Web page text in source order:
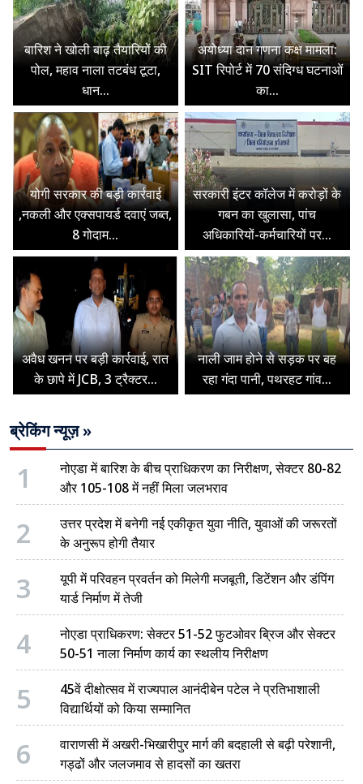
बारिश ने खोली बाढ़ तैयारियों की
पोल, महाव नाला तटबंध टूटा,
धान...
अयोध्या दान गणना कक्ष मामला:
SIT रिपोर्ट में 70 संदिग्ध घटनाओं
का...
योगी सरकार की बड़ी कार्रवाई
,नकली और एक्सपायर्ड दवाएं जब्त,
8 गोदाम...
सरकारी इंटर कॉलेज में करोड़ों के
गबन का खुलासा, पांच
अधिकारियों-कर्मचारियों पर...
अवैध खनन पर बड़ी कार्रवाई, रात
के छापे में JCB, 3 ट्रैक्टर...
नाली जाम होने से सड़क पर बह
रहा गंदा पानी, पथरहट गांव...
ब्रेकिंग न्यूज़ »
1
नोएडा में बारिश के बीच प्राधिकरण का निरीक्षण, सेक्टर 80-82
और 105-108 में नहीं मिला जलभराव
2
उत्तर प्रदेश में बनेगी नई एकीकृत युवा नीति, युवाओं की जरूरतों
के अनुरूप होगी तैयार
3
यूपी में परिवहन प्रवर्तन को मिलेगी मजबूती, डिटेंशन और डंपिंग
यार्ड निर्माण में तेजी
4
नोएडा प्राधिकरण: सेक्टर 51-52 फुटओवर ब्रिज और सेक्टर
50-51 नाला निर्माण कार्य का स्थलीय निरीक्षण
5
45वें दीक्षोत्सव में राज्यपाल आनंदीबेन पटेल ने प्रतिभाशाली
विद्यार्थियों को किया सम्मानित
6
वाराणसी में अखरी-भिखारीपुर मार्ग की बदहाली से बढ़ी परेशानी,
गड्ढों और जलजमाव से हादसों का खतरा